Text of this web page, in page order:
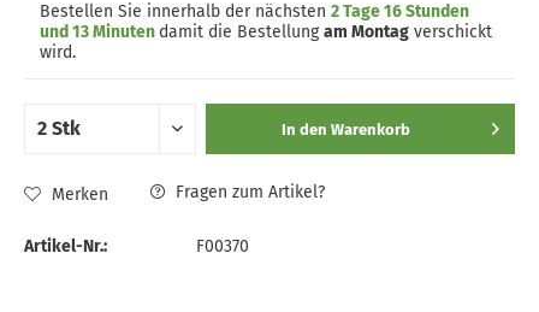
Bestellen Sie innerhalb der nächsten 2 Tage 16 Stunden
und 13 Minuten damit die Bestellungam Montag verschickt
wird.
In den Warenkorb
Merken Fragen zum Artikel?
Artikel-Nr.: F00370